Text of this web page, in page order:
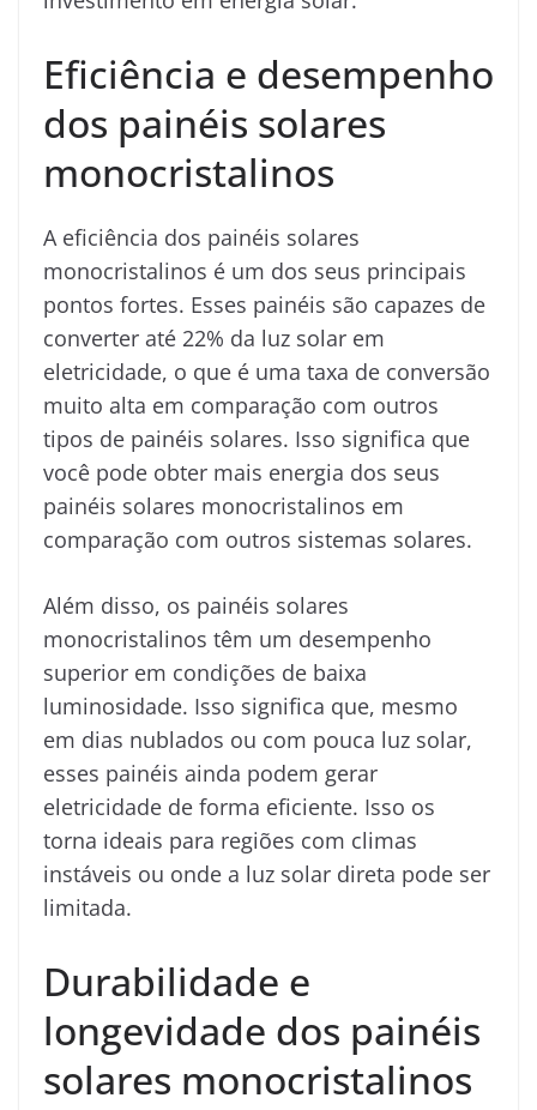
Eficiência e desempenho
dos painéis solares
monocristalinos
A eficiência dos painéis solares
monocristalinos é um dos seus principais
pontos fortes. Esses painéis são capazes de
converter até 22% da luz solar em
eletricidade, o que é uma taxa de conversão
muito alta em comparação com outros
tipos de painéis solares. Isso significa que
você pode obter mais energia dos seus
painéis solares monocristalinos em
comparação com outros sistemas solares.
Além disso, os painéis solares
monocristalinos têm um desempenho
superior em condições de baixa
luminosidade. Isso significa que, mesmo
em dias nublados ou com pouca luz solar,
esses painéis ainda podem gerar
eletricidade de forma eficiente. Isso os
torna ideais para regiões com climas
instáveis ou onde a luz solar direta pode ser
limitada.
Durabilidade e
longevidade dos painéis
solares monocristalinos